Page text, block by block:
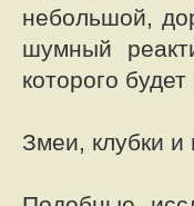
небольшой,
шумный
которого
Змеи, клубки и